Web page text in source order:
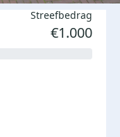
Streefbedrag
€1.000